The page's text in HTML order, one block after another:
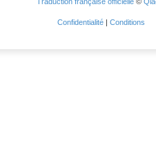
Confidentialité | Conditions